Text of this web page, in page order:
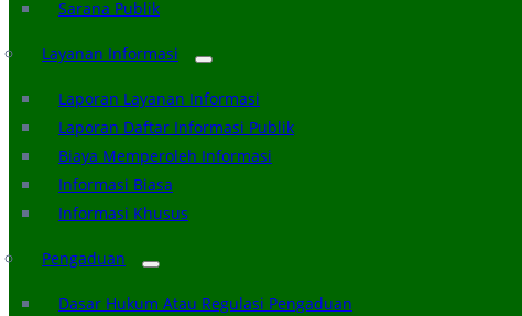
Sarana Publik
Layanan Informasi
Laporan Layanan Informasi
Laporan Daftar Informasi Publik
Biaya Memperoleh Informasi
Informasi Biasa
Informasi Khusus
Pengaduan
Dasar Hukum Atau Regulasi Pengaduan